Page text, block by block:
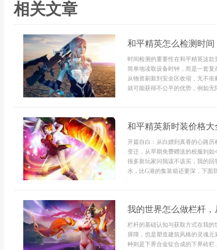
相关文章
和平精英怎么检测时
时间检测的重要性在和平精英这
简单地读取设备时钟，而是一套
从物资刷新到安全区收缩，无不
就可能获得不公平的优势，例如
和平精英新时装价格
开篇自白：从白嫖到真香的心路
变迁，从早期免费赠送的校服到
很多新玩家问我该不该买，我的
水，比G港的集装箱还要深，下面
我的世界怎么做栏杆
栏杆的基础认知与获取方式在我
屏障，也是塑造建筑风格的灵魂
种则是下界合金锭合成的下界砖栏